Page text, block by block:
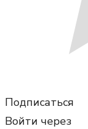
Подписаться
Войти через